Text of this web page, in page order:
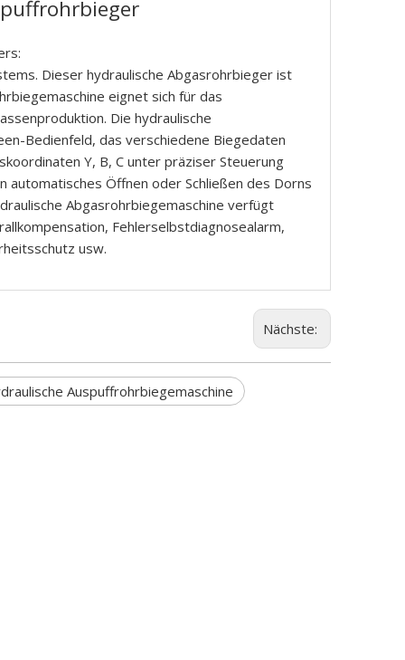
Dieser hydraulische Abgasrohrbieger ist
eignet sich für das
Die hydraulische
Bedienfeld, das verschiedene Biegedaten
Y, B, C unter präziser Steuerung
Öffnen oder Schließen des Dorns
Abgasrohrbiegemaschine verfügt
Fehlerselbstdiagnosealarm,
usw.
Nächste:
Auspuffrohrbiegemaschine